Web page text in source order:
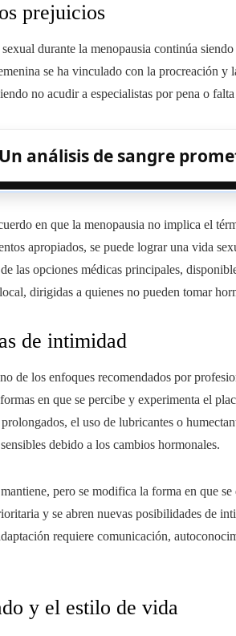
prejuicios
durante la menopausia continúa
se ha vinculado con la procreación y
no acudir a especialistas por pena o
Un análisis de sangre
en que la menopausia no implica el
apropiados, se puede lograr una vida
las opciones médicas principales,
dirigidas a quienes no pueden tomar
de intimidad
de los enfoques recomendados por
en que se percibe y experimenta el
el uso de lubricantes o
debido a los cambios hormonales.
pero se modifica la forma en que
y se abren nuevas posibilidades de
requiere comunicación,
y el estilo de vida